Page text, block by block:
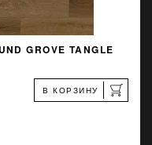
GROVE TANGLE
В КОРЗИНУ